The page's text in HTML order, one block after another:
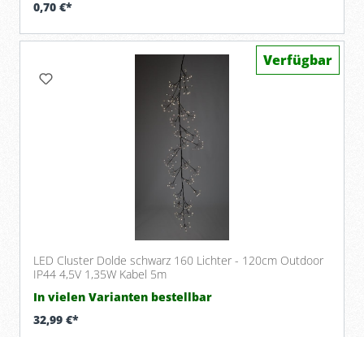
0,70 €*
LED Cluster Dolde schwarz 160 Lichter - 120cm Outdoor
IP44 4,5V 1,35W Kabel 5m
In vielen Varianten bestellbar
32,99 €*
Verfügbar